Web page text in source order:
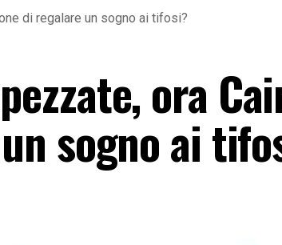
di regalare un sogno ai tifosi?
ora
sogno ai